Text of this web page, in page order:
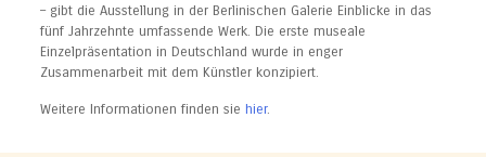
– gibt die Ausstellung in der Berlinischen Galerie Einblicke in das
fünf Jahrzehnte umfassende Werk. Die erste museale
Einzelpräsentation in Deutschland wurde in enger
Zusammenarbeit mit dem Künstler konzipiert.
Weitere Informationen finden sie hier.